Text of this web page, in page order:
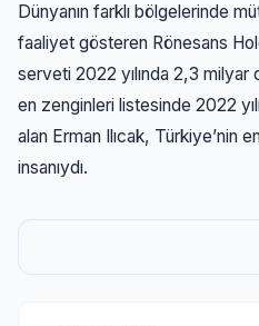
Dünyanın farklı bölgelerinde
faaliyet gösteren Rönesans
serveti 2022 yılında 2,3 milyar
en zenginleri listesinde 2022
alan Erman Ilıcak, Türkiye’nin
insanıydı.